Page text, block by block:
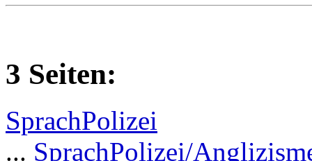
3 Seiten:
SprachPolizei
... SprachPolizei/